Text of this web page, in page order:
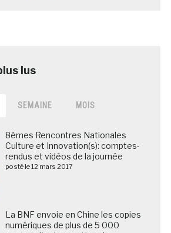
SEMAINE MOIS
8èmes Rencontres Nationales
Culture et Innovation(s): comptes-
rendus et vidéos de la journée
posté le 12 mars 2017
La BNF envoie en Chine les copies
numériques de plus de 5 000